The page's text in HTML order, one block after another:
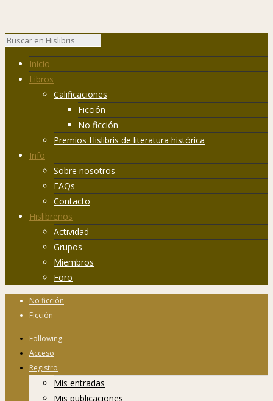
Inicio
Libros
Calificaciones
Ficción
No ficción
Premios Hislibris de literatura histórica
Info
Sobre nosotros
FAQs
Contacto
Hislibreños
Actividad
Grupos
Miembros
Foro
No ficción
Ficción
Following
Acceso
Registro
Mis entradas
Mis publicaciones